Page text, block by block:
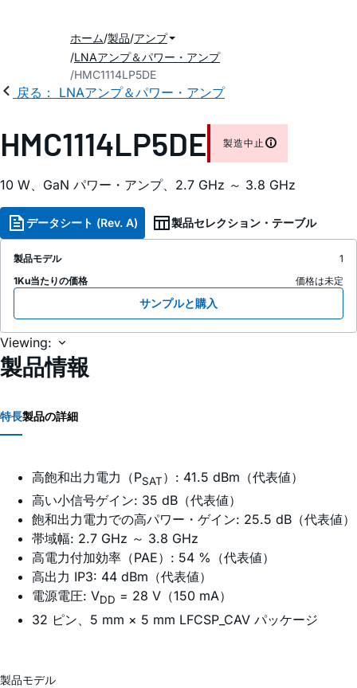
ホーム 製品 アンプ
LNAアンプ＆パワー・アンプ
HMC1114LP5DE
戻る： LNAアンプ＆パワー・アンプ
HMC1114LP5DE 製造中止
10 W、GaN パワー・アンプ、2.7 GHz ～ 3.8 GHz
データシート (Rev. A) 製品セレクション・テーブル
製品モデル
1
1Ku当たりの価格
価格は未定
サンプルと購入
Viewing:
製品情報
特長製品の詳細
高飽和出力電力（PSAT）: 41.5 dBm（代表値）
高い小信号ゲイン: 35 dB（代表値）
飽和出力電力での高パワー・ゲイン: 25.5 dB（代表値）
帯域幅: 2.7 GHz ～ 3.8 GHz
高電力付加効率（PAE）: 54 %（代表値）
高出力 IP3: 44 dBm（代表値）
電源電圧: VDD = 28 V（150 mA）
32 ピン、5 mm × 5 mm LFCSP_CAV パッケージ
製品モデル